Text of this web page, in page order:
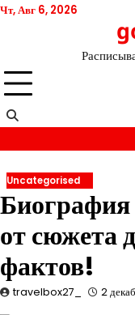
Перейти
Чт, Авг 6, 2026
Uncategorised
от сюжета
фактов!
travelbox27_ 2